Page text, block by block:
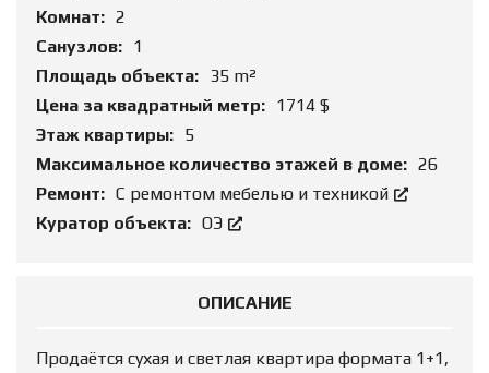
Комнат: 2
Санузлов: 1
Площадь объекта: 35 m²
Цена за квадратный метр: 1714 $
Этаж квартиры: 5
Максимальное количество этажей в доме: 26
Ремонт: С ремонтом мебелью и техникой
Куратор объекта: ОЭ
ОПИСАНИЕ
Продаётся сухая и светлая квартира формата 1+1,